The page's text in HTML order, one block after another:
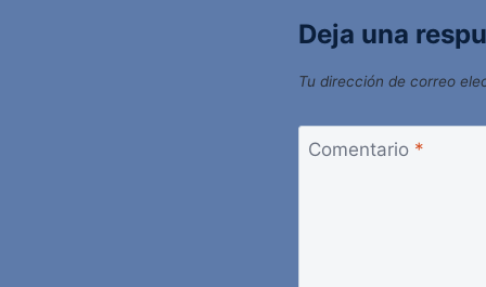
Deja una
Tu dirección de correo
Comentario *